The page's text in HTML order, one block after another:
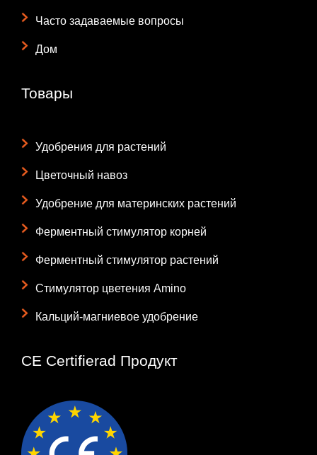
Часто задаваемые вопросы
Дом
Товары
Удобрения для растений
Цветочный навоз
Удобрение для материнских растений
Ферментный стимулятор корней
Ферментный стимулятор растений
Стимулятор цветения Amino
Кальций-магниевое удобрение
CE Certifierad Продукт